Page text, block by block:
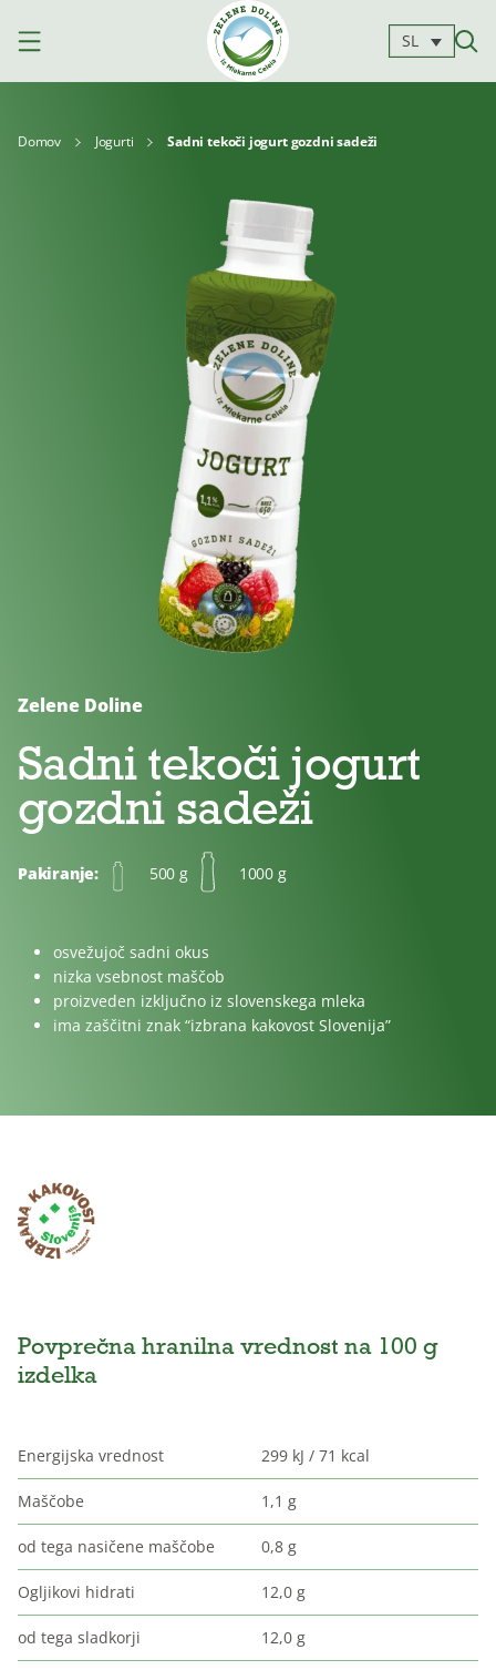
SL
Jogurti Siri
Kajmak
namazi
Za
kuhanje
Brez
dodanega
sladkorja
Za
otroke
Domov Jogurti Sadni tekoči jogurt gozdni sadeži
Zelene Doline
Sadni tekoči jogurt
gozdni sadeži
Pakiranje: 500 g 1000 g
osvežujoč sadni okus
nizka vsebnost maščob
proizveden izključno iz slovenskega mleka
ima zaščitni znak “izbrana kakovost Slovenija”
Povprečna hranilna vrednost na 100 g
izdelka
Energijska vrednost 299 kJ / 71 kcal
Maščobe 1,1 g
od tega nasičene maščobe 0,8 g
Ogljikovi hidrati 12,0 g
od tega sladkorji 12,0 g